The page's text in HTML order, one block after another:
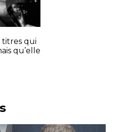
titres qui
qu’elle